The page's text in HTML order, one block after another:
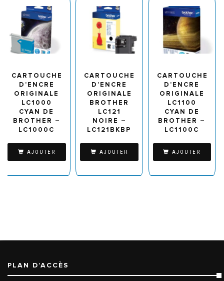
CARTOUCHE
D’ENCRE
ORIGINALE
LC1000
CYAN DE
BROTHER –
LC1000C
AJOUTER
CARTOUCHE
D’ENCRE
ORIGINALE
BROTHER
LC121
NOIRE –
LC121BKBP
AJOUTER
CARTOUCHE
D’ENCRE
ORIGINALE
LC1100
CYAN DE
BROTHER –
LC1100C
AJOUTER
PLAN D’ACCÈS